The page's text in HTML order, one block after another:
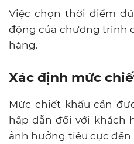
Việc chọn thời điểm
động của chương trình
hàng.
Xác định mức
Mức chiết khấu cần
hấp dẫn đối với khách
ảnh hưởng tiêu cực đến